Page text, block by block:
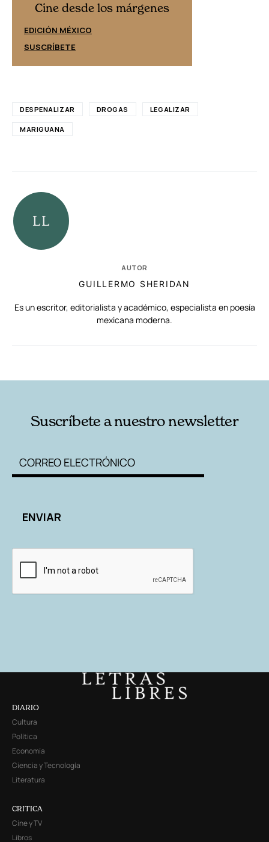
Cine desde los márgenes
EDICIÓN MÉXICO
SUSCRÍBETE
DESPENALIZAR DROGAS LEGALIZAR
MARIGUANA
AUTOR
GUILLERMO SHERIDAN
Es un escritor, editorialista y académico, especialista en poesía
mexicana moderna.
Suscríbete a nuestro newsletter
DIARIO
Cultura
Política
Economía
Ciencia y Tecnología
Literatura
CRITICA
Cine y TV
Libros